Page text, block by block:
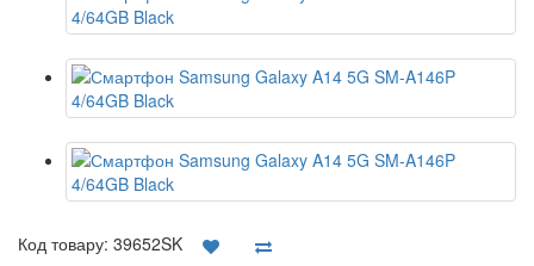
Код товару: 39652SK